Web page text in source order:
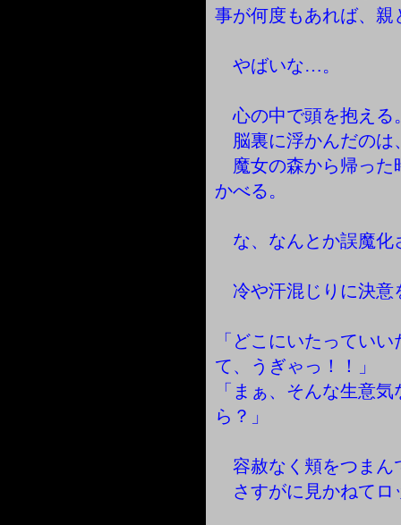
事が何度もあれば、
やばいな…。
心の中で頭を抱える
脳裏に浮かんだのは
魔女の森から帰った
かべる。
な、なんとか誤魔化
冷や汗混じりに決意
「どこにいたってい
て、うぎゃっ！！」
「まぁ、そんな生意
ら？」
容赦なく頬をつまん
さすがに見かねてロ